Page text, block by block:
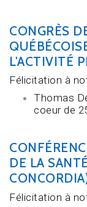
CONGRÈS
L'ACTIVITÉ
Félicitation à
Thomas
coeur de
DE LA
Félicitation à